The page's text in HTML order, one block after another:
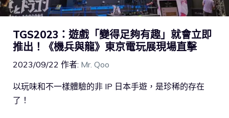
TGS2023：遊戲「變得足夠有趣」就會立即
推出！《機兵與龍》東京電玩展現場直擊
2023/09/22 作者: Mr. Qoo
以玩味和不一樣體驗的非 IP 日本手遊，是珍稀的存在
了！